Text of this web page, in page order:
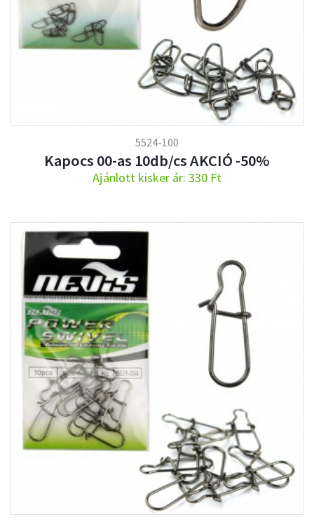
5524-100
Kapocs 00-as 10db/cs AKCIÓ -50%
Ajánlott kisker ár: 330 Ft